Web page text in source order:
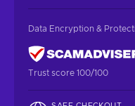
Data Encryption &
Trust score 100/100